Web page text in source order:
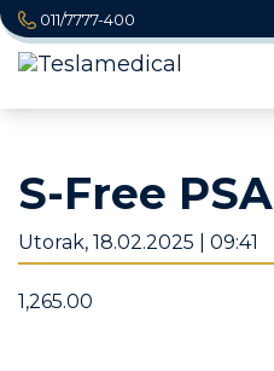
011/7777-400
S-Free PSA
Utorak, 18.02.2025 | 09:41
1,265.00